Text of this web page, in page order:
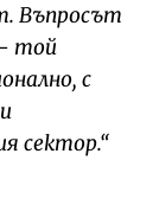
Въпросът
той
с
сектор.“